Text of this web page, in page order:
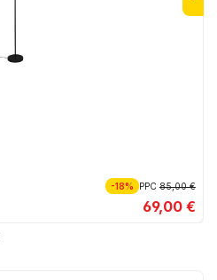
-18% PPC85,00 €
69,00 €